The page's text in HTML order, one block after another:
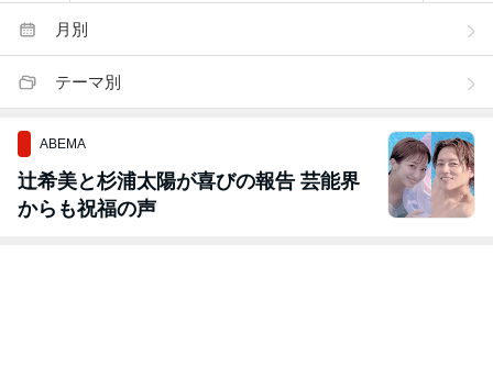
月別
テーマ別
ABEMA
辻希美と杉浦太陽が喜びの報告 芸能界
からも祝福の声